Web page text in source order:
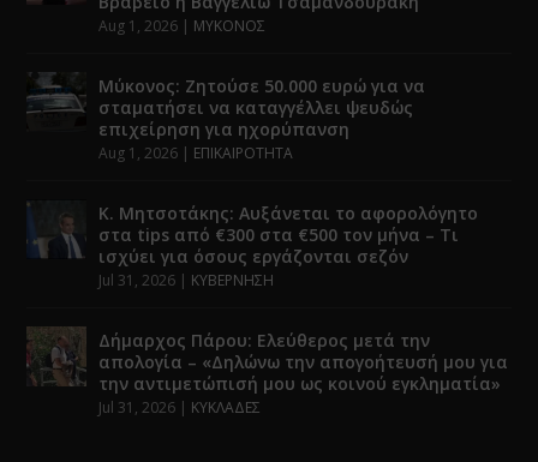
Aug 1, 2026 ΜΥΚΟΝΟΣ
Μύκονος: Ζητούσε 50.000 ευρώ για να
σταματήσει να καταγγέλλει ψευδώς
επιχείρηση για ηχορύπανση
Aug 1, 2026 ΕΠΙΚΑΙΡΟΤΗΤΑ
Κ. Μητσοτάκης: Αυξάνεται το αφορολόγητο
στα tips από €300 στα €500 τον μήνα – Τι
ισχύει για όσους εργάζονται σεζόν
Jul 31, 2026 ΚΥΒΕΡΝΗΣΗ
Δήμαρχος Πάρου: Ελεύθερος μετά την
απολογία – «Δηλώνω την απογοήτευσή μου για
την αντιμετώπισή μου ως κοινού εγκληματία»
Jul 31, 2026 ΚΥΚΛΑΔΕΣ